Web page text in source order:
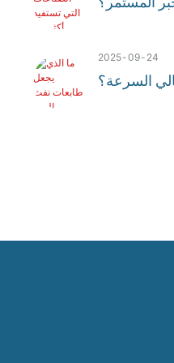
السرعة؟
2025 09 24